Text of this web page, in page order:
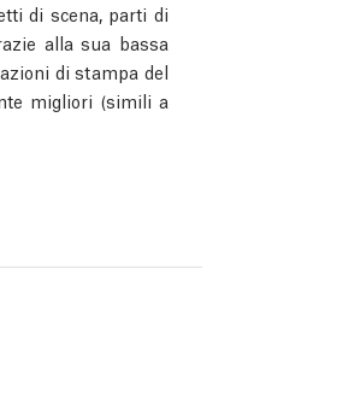
di scena, parti di
alla sua bassa
di stampa del
migliori (simili a